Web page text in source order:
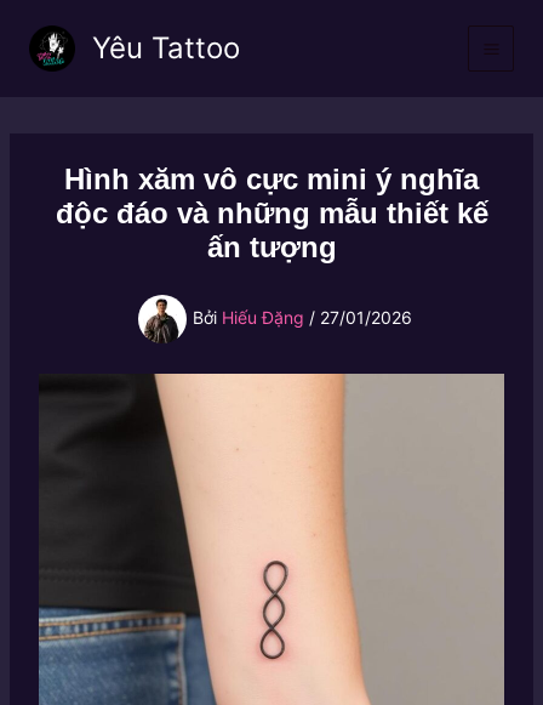
Yêu Tattoo
Hình xăm vô cực mini ý nghĩa
độc đáo và những mẫu thiết kế
ấn tượng
Bởi Hiếu Đặng / 27/01/2026